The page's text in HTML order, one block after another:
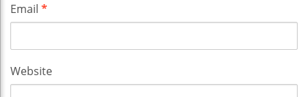
Email *
Website